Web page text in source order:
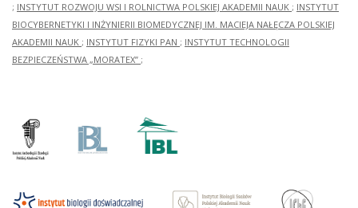
; INSTYTUT ROZWOJU WSI I ROLNICTWA POLSKIEJ AKADEMII NAUK ; INSTYTUT
BIOCYBERNETYKI I INŻYNIERII BIOMEDYCZNEJ IM. MACIEJA NAŁĘCZA POLSKIEJ
AKADEMII NAUK ; INSTYTUT FIZYKI PAN ; INSTYTUT TECHNOLOGII
BEZPIECZEŃSTWA „MORATEX” ;